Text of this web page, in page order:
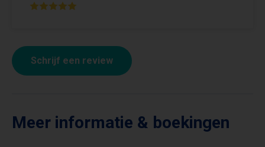
Schrijf een review
Meer informatie & boekingen